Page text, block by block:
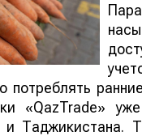
потреблять
«QazTrade»
и Таджикистана.